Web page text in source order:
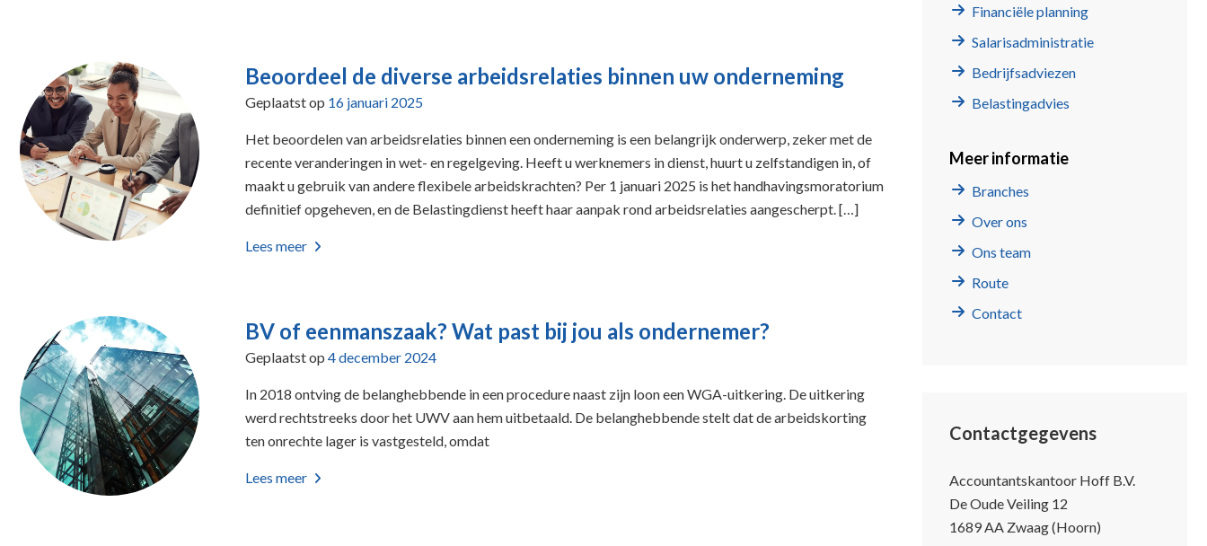
Beoordeel de diverse arbeidsrelaties binnen uw onderneming
Geplaatst op 16 januari 2025
Het beoordelen van arbeidsrelaties binnen een onderneming is een belangrijk onderwerp, zeker met de
recente veranderingen in wet- en regelgeving. Heeft u werknemers in dienst, huurt u zelfstandigen in, of
maakt u gebruik van andere flexibele arbeidskrachten? Per 1 januari 2025 is het handhavingsmoratorium
definitief opgeheven, en de Belastingdienst heeft haar aanpak rond arbeidsrelaties aangescherpt. […]
Lees meer
BV of eenmanszaak? Wat past bij jou als ondernemer?
Geplaatst op4 december 2024
In 2018 ontving de belanghebbende in een procedure naast zijn loon een WGA-uitkering. De uitkering
werd rechtstreeks door het UWV aan hem uitbetaald. De belanghebbende stelt dat de arbeidskorting
ten onrechte lager is vastgesteld, omdat
Lees meer
Financiële planning
Salarisadministratie
Bedrijfsadviezen
Belastingadvies
Meer informatie
Branches
Over ons
Ons team
Route
Contact
Contactgegevens
Accountantskantoor Hoff B.V.
De Oude Veiling 12
1689 AA Zwaag (Hoorn)